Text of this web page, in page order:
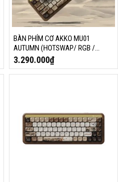
BÀN PHÍM CƠ AKKO MU01
AUTUMN (HOTSWAP/ RGB /
MULTI-MODES/ AKKO X TTC
DEMON SWITCH)
3.290.000₫